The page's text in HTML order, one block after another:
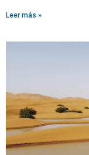
Leer más »